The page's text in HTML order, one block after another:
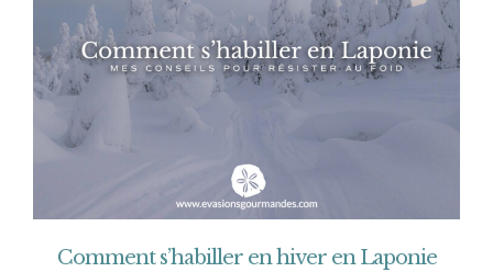
Comment s’habiller en hiver en Laponie